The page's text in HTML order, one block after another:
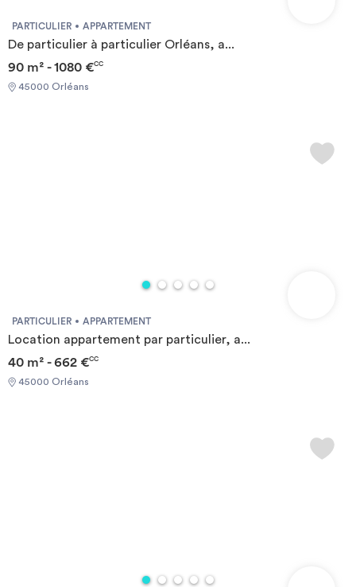
PARTICULIER APPARTEMENT
De particulier à particulier Orléans, a...
90 m² - 1080 €CC
45000 Orléans
PARTICULIER APPARTEMENT
Location appartement par particulier, a...
40 m² - 662 €CC
45000 Orléans